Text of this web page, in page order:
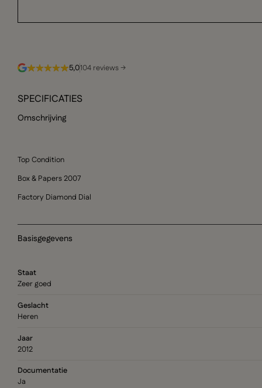
5,0104 reviews →
SPECIFICATIES
Omschrijving
Top Condition
Box & Papers 2007
Factory Diamond Dial
Basisgegevens
Staat
Zeer goed
Geslacht
Heren
Jaar
2012
Documentatie
Ja